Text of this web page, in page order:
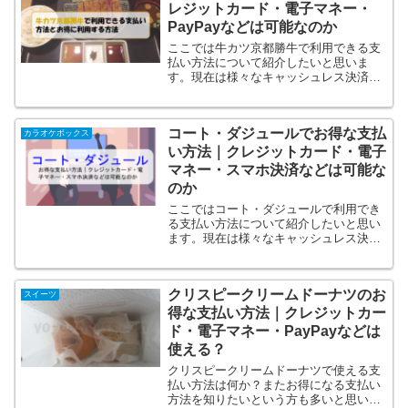
レジットカード・電子マネー・
PayPayなどは可能なのか
ここでは牛カツ京都勝牛で利用できる支
払い方法について紹介したいと思いま
す。現在は様々なキャッシュレス決済方
トの貯まり方など全然お得感が違いま
す！なのでベストな決済方法を知らない
とかなり損得に差が出てきます...
カラオケボックス
コート・ダジュールでお得な支払
い方法｜クレジットカード・電子
マネー・スマホ決済などは可能な
のか
ここではコート・ダジュールで利用でき
る支払い方法について紹介したいと思い
ます。現在は様々なキャッシュレス決済
ントの貯まり方など全然お得感が違いま
す！コート・ダジュールでも様々な決済
方法を導入していてベスト...
スイーツ
クリスピークリームドーナツのお
得な支払い方法｜クレジットカー
ド・電子マネー・PayPayなどは
使える？
クリスピークリームドーナツで使える支
払い方法は何か？またお得になる支払い
方法を知りたいという方も多いと思いま